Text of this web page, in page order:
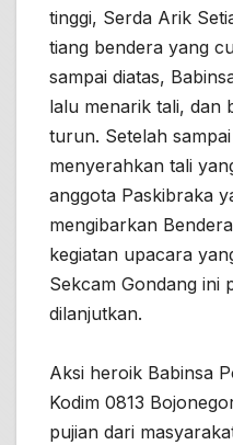
tinggi, Serda Arik
tiang bendera yang
sampai diatas,
lalu menarik tali, dan
turun. Setelah
menyerahkan tali
anggota Paskibraka
mengibarkan
kegiatan upacara
Sekcam Gondang ini
dilanjutkan.
Aksi heroik Babinsa
Kodim 0813
pujian dari